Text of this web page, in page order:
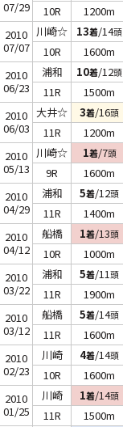
07/29
10R
1200m
2010
07/07
川崎☆ 13着/14頭
10R
1600m
2010
06/23
浦和 10着/12頭
11R
1500m
2010
06/03
大井☆ 3着/16頭
11R
1200m
2010
05/13
川崎☆ 1着/7頭
9R
1600m
2010
04/29
浦和 5着/12頭
11R
1400m
2010
04/12
船橋 1着/13頭
10R
1000m
2010
03/22
浦和 5着/11頭
11R
1900m
2010
03/12
船橋 5着/14頭
11R
1600m
2010
02/23
川崎 4着/14頭
10R
1600m
2010
01/25
川崎 1着/14頭
11R
1500m